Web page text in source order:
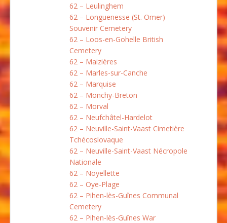
62 – Leulinghem
62 – Longuenesse (St. Omer)
Souvenir Cemetery
62 – Loos-en-Gohelle British
Cemetery
62 – Maizières
62 – Marles-sur-Canche
62 – Marquise
62 – Monchy-Breton
62 – Morval
62 – Neufchâtel-Hardelot
62 – Neuville-Saint-Vaast Cimetière
Tchécoslovaque
62 – Neuville-Saint-Vaast Nécropole
Nationale
62 – Noyellette
62 – Oye-Plage
62 – Pihen-lès-Guînes Communal
Cemetery
62 – Pihen-lès-Guînes War